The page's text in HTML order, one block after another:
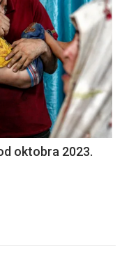
oktobra 2023.